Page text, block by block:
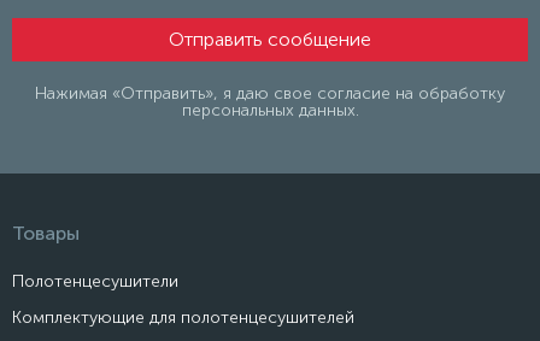
Нажимая «Отправить», я даю свое согласие на обработку
персональных данных.
Товары
Полотенцесушители
Комплектующие для полотенцесушителей